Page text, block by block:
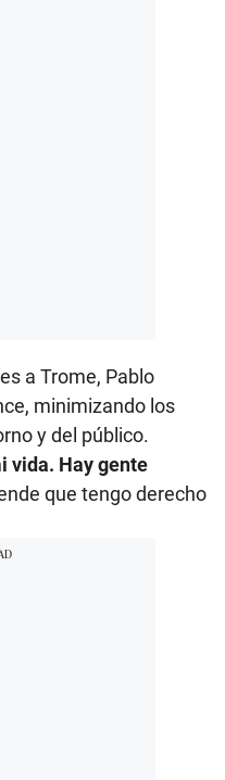
a Trome, Pablo
minimizando los
y del público.
vida. Hay gente
que tengo derecho